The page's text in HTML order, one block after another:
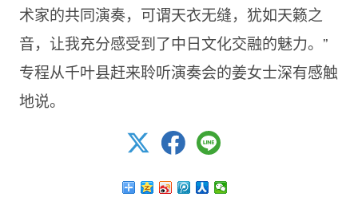
术家的共同演奏，可谓天衣无缝，犹如天籁之
音，让我充分感受到了中日文化交融的魅力。”
专程从千叶县赶来聆听演奏会的姜女士深有感触
地说。